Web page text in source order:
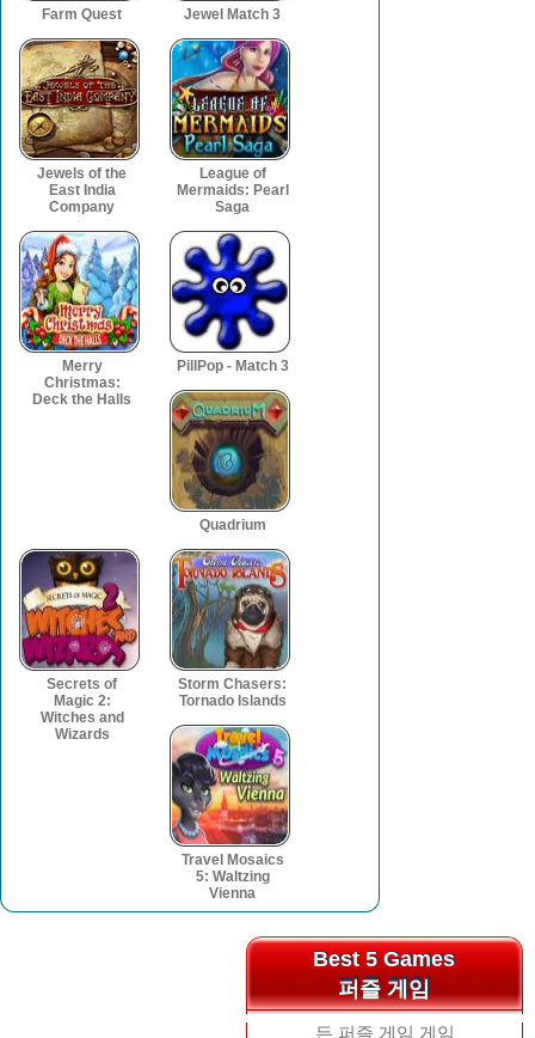
Farm Quest Jewel Match 3
Jewels of the
East India
Company
League of
Mermaids: Pearl
Saga
Merry
Christmas:
Deck the Halls
PillPop - Match 3
Quadrium
Secrets of
Magic 2:
Witches and
Wizards
Storm Chasers:
Tornado Islands
Travel Mosaics
5: Waltzing
Vienna
Best 5 Games
Best 5 Games
퍼즐 게임
퍼즐 게임
든 퍼즐 게임 게임